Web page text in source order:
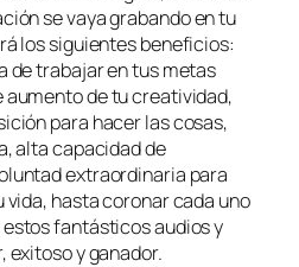
se vaya grabando en tu
los siguientes beneficios:
de trabajar en tus metas
aumento de tu creatividad,
para hacer las cosas,
alta capacidad de
extraordinaria para
hasta coronar cada uno
fantásticos audios y
exitoso y ganador.